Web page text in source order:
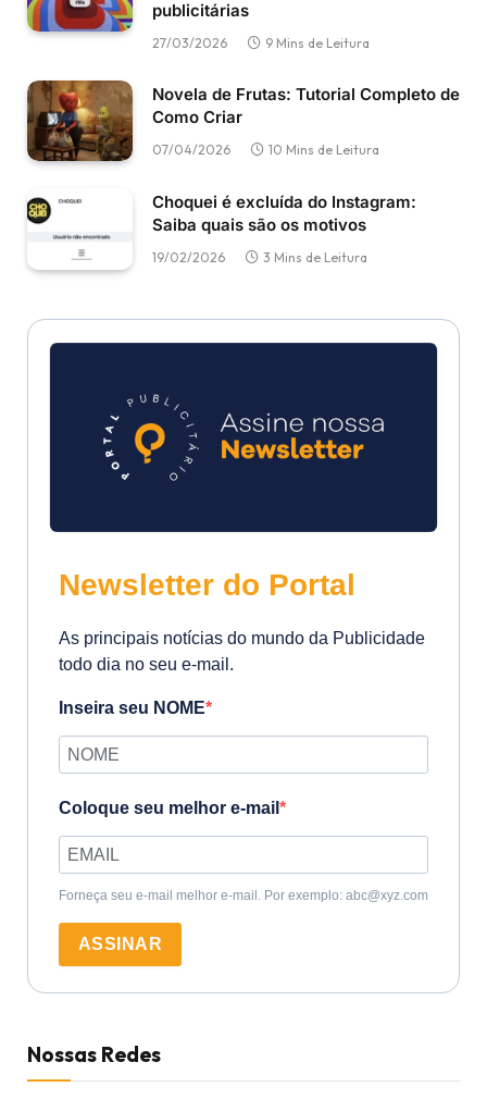
publicitárias
27/03/2026 9 Mins de Leitura
Novela de Frutas: Tutorial Completo de
Como Criar
07/04/2026 10 Mins de Leitura
Choquei é excluída do Instagram:
Saiba quais são os motivos
19/02/2026 3 Mins de Leitura
Newsletter do Portal
As principais notícias do mundo da Publicidade
todo dia no seu e-mail.
Inseira seu NOME
Coloque seu melhor e-mail
Forneça seu e-mail melhor e-mail. Por exemplo: abc@xyz.com
ASSINAR
Nossas Redes